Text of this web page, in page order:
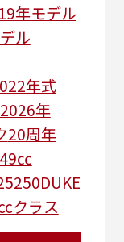
年モデル
ル
年式
2026年
20周年
㏄
250DUKE
クラス
メリカン